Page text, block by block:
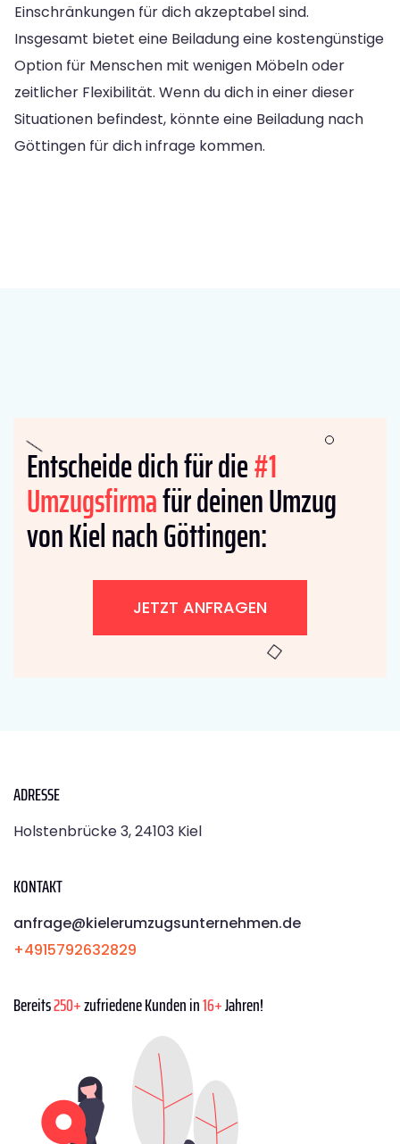
Einschränkungen für dich akzeptabel sind.
Insgesamt bietet eine Beiladung eine kostengünstige
Option für Menschen mit wenigen Möbeln oder
zeitlicher Flexibilität. Wenn du dich in einer dieser
Situationen befindest, könnte eine Beiladung nach
Göttingen für dich infrage kommen.
Entscheide dich für die#1
Umzugsfirmafür deinen Umzug
von Kiel nach Göttingen:
JETZT ANFRAGEN
ADRESSE
Holstenbrücke 3, 24103 Kiel
KONTAKT
anfrage@kielerumzugsunternehmen.de
+4915792632829
Bereits250+zufriedene Kunden in16+Jahren!